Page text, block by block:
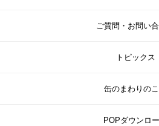
ご質問・お問い
トピックス
缶のまわりのこ
POPダウンロ